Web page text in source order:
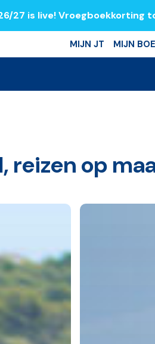
27 is live! Vroegboekkorting
MIJN JT MIJN
reizen op